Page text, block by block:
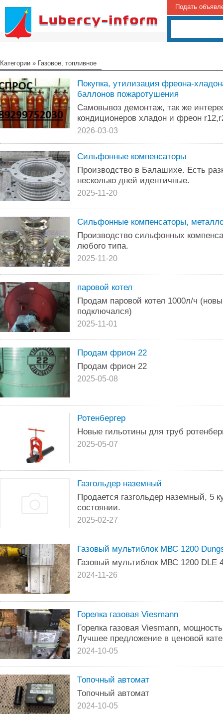
Подать
Категории » Газовое, топливное
Покупка, утилизация фреона-
баллонов пожаротушения
Самовывоз демонтаж, так же
кондиционеров хладон и фреон
2026-03-03
Сильфонные компенсаторы
Производство в Балашихе. Есть
несколько дней идентичные.
2025-11-20
Сильфонные компенсаторы,
Производство сильфонных
любого типа.
2025-11-20
паровой котел
Продам паровой котел 1000л/ч
подключался)
2025-11-01
Продам фрион 22
Продам фрион 22
2025-05-08
Ротенбергер
Новые гильотины для труб
2025-05-07
Газгольдер наземный
Продается газгольдер наземный, 5
состоянии.
2025-02-27
Газовый мультиблок МВС 1200
Газовый мультиблок МВС 1200 DLE
2024-11-26
Горелка газовая Viesmann
Горелка газовая Viesmann,
Лучшее предложение в ценовой
2024-10-05
Топочный автомат
Топочный автомат
2024-10-05